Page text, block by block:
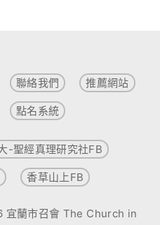
聯絡我們 推薦網站
點名系統
-聖經真理研究社FB
香草山上FB
蘭市召會 The Church in